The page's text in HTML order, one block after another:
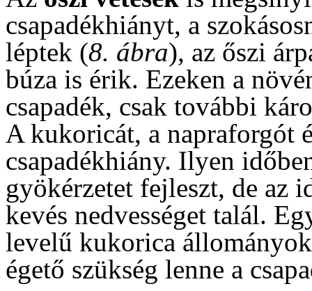
csapadékhiányt, a
léptek (8. ábra), az őszi
búza is érik. Ezeken a
csapadék, csak további
A kukoricát, a napraforgót
csapadékhiány. Ilyen
gyökérzetet fejleszt, de az
kevés nedvességet talál.
levelű kukorica
égető szükség lenne a